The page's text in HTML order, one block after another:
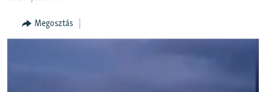
Ugrás
NER15
SZABADON
Megosztás